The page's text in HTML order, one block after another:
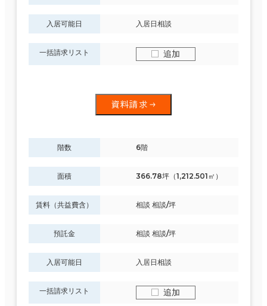
入居可能日 入居日相談
一括請求リスト 追加
資料請求
階数 6階
面積 366.78坪（1,212.501㎡）
賃料（共益費含） 相談 相談/坪
預託金 相談 相談/坪
入居可能日 入居日相談
一括請求リスト 追加